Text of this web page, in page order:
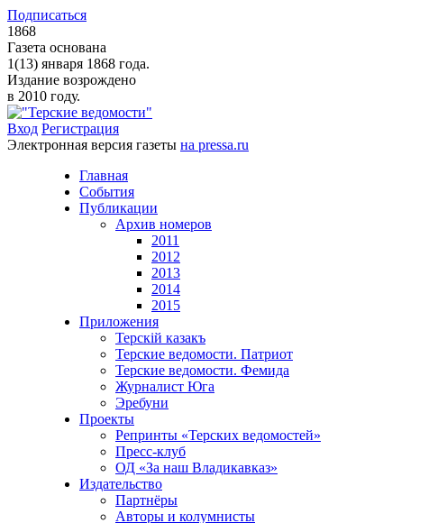
Подписаться
1868
Газета основана
1(13) января 1868 года.
Издание возрождено
в 2010 году.
Вход Регистрация
Электронная версия газеты на pressa.ru
Главная
События
Публикации
Архив номеров
2011
2012
2013
2014
2015
Приложения
Терскiй казакъ
Терские ведомости. Патриот
Терские ведомости. Фемида
Журналист Юга
Эребуни
Проекты
Репринты «Терских ведомостей»
Пресс-клуб
ОД «За наш Владикавказ»
Издательство
Партнёры
Авторы и колумнисты